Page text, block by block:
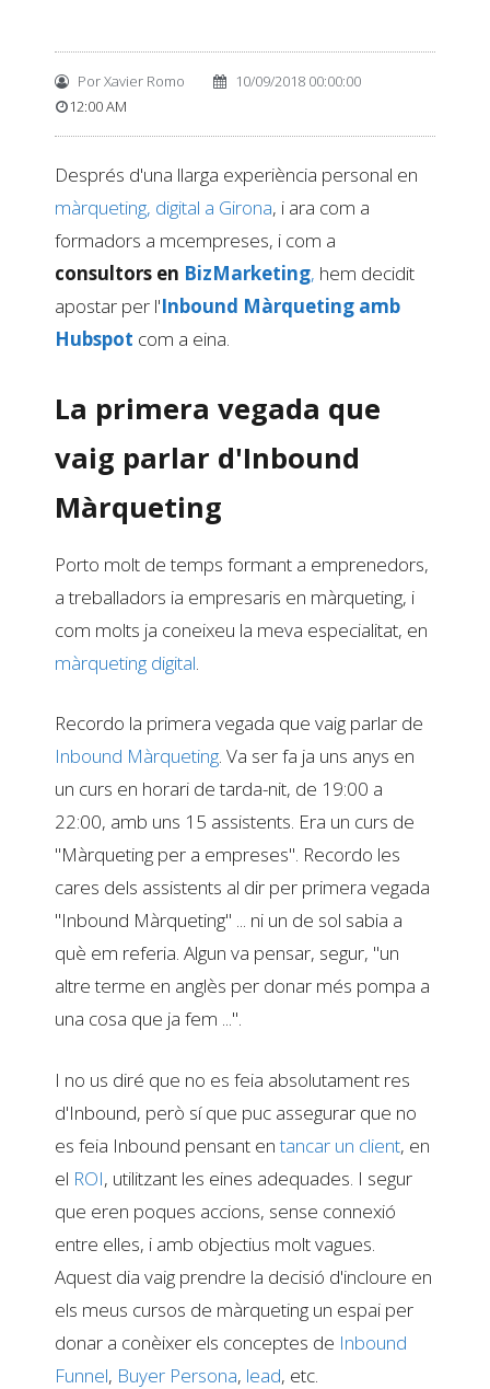
PorXavier Romo
10/09/2018 00:00:00
12:00 AM
Després d'una llarga experiència personal en
màrqueting, digital a Girona, i ara com a
formadors a mcempreses, i com a
consultors en BizMarketing, hem decidit
apostar per l'Inbound Màrqueting amb
Hubspot com a eina.
La primera vegada que
vaig parlar d'Inbound
Màrqueting
Porto molt de temps formant a emprenedors,
a treballadors ia empresaris en màrqueting, i
com molts ja coneixeu la meva especialitat, en
màrqueting digital.
Recordo la primera vegada que vaig parlar de
Inbound Màrqueting. Va ser fa ja uns anys en
un curs en horari de tarda-nit, de 19:00 a
22:00, amb uns 15 assistents. Era un curs de
"Màrqueting per a empreses". Recordo les
cares dels assistents al dir per primera vegada
"Inbound Màrqueting" ... ni un de sol sabia a
què em referia. Algun va pensar, segur, "un
altre terme en anglès per donar més pompa a
una cosa que ja fem ...".
I no us diré que no es feia absolutament res
d'Inbound, però sí que puc assegurar que no
es feia Inbound pensant entancar un client, en
el ROI, utilitzant les eines adequades. I segur
que eren poques accions, sense connexió
entre elles, i amb objectius molt vagues.
Aquest dia vaig prendre la decisió d'incloure en
els meus cursos de màrqueting un espai per
donar a conèixer els conceptes de Inbound
Funnel, Buyer Persona, lead, etc.